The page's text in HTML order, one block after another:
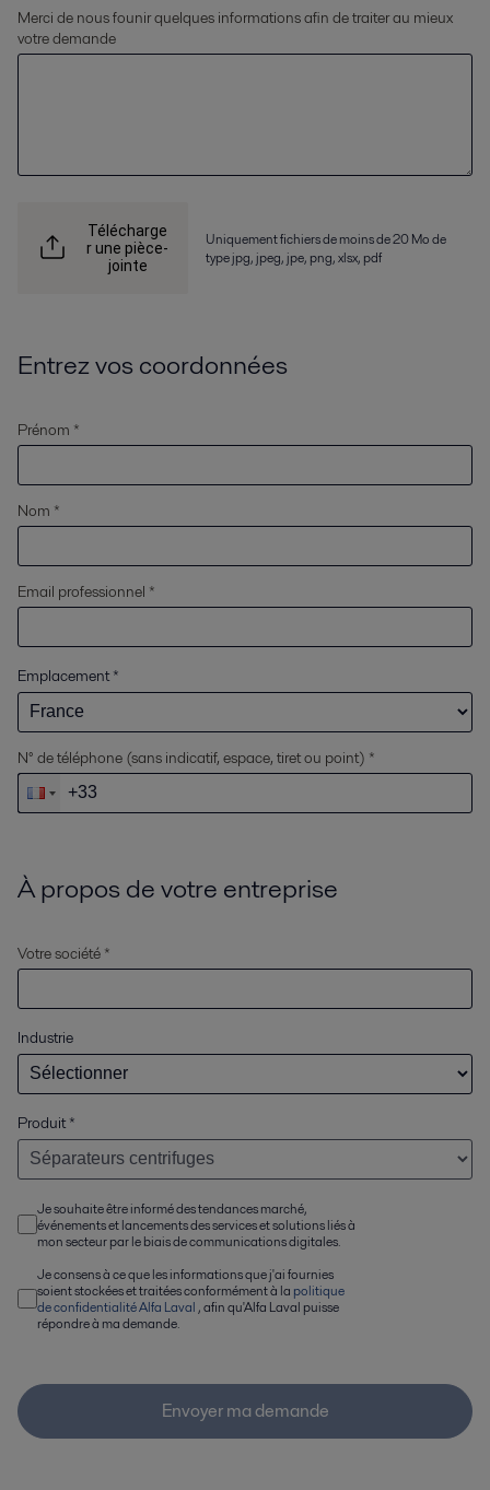
Merci de nous founir quelques informations afin de traiter au mieux
votre demande
Télécharge
r une pièce-
jointe
Uniquement fichiers de moins de 20 Mo de
type jpg, jpeg, jpe, png, xlsx, pdf
Entrez vos coordonnées
Prénom *
Nom *
Email professionnel *
Emplacement*
N° de téléphone (sans indicatif, espace, tiret ou point) *
À propos de votre entreprise
Votre société *
Industrie
Produit*
Je souhaite être informé des tendances marché,
événements et lancements des services et solutions liés à
mon secteur par le biais de communications digitales.
Je consens à ce que les informations que j'ai fournies
soient stockées et traitées conformément à la politique
de confidentialité Alfa Laval , afin qu'Alfa Laval puisse
répondre à ma demande.
Envoyer ma demande